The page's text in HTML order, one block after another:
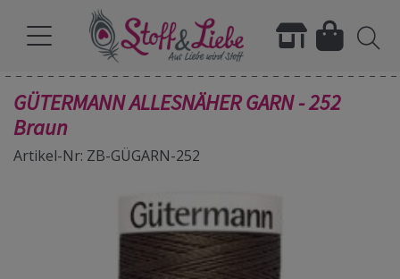
GÜTERMANN ALLESNÄHER GARN - 252
Braun
Artikel-Nr: ZB-GÜGARN-252